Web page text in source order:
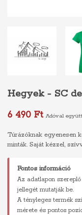
Hegyek - SC
6 490 Ft Adóval együtt
Túrázóknak egyenesen
minták. Saját kézzel,
Fontos információ
Az adatlapon
jellegét mutatják be.
A tényleges termék
mérete és pontos